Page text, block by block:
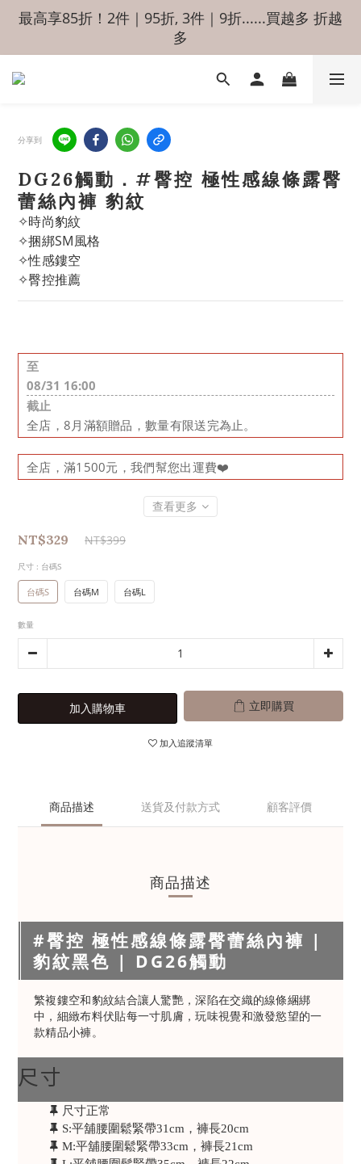
最高享85折！2件｜95折, 3件｜9折......買越多 折越
多
分享到
DG26觸動．#臀控 極性感線條露臀
蕾絲內褲 豹紋
✧時尚豹紋
✧捆綁SM風格
✧性感鏤空
✧臀控推薦
至
08/31 16:00
截止
全店，8月滿額贈品，數量有限送完為止。
全店，滿1500元，我們幫您出運費❤️
查看更多
NT$329 NT$399
尺寸 : 台碼S
台碼S 台碼M 台碼L
數量
加入購物車 立即購買
加入追蹤清單
商品描述 送貨及付款方式 顧客評價
商品描述
#臀控 極性感線條露臀蕾絲內褲 |
豹紋黑色 | DG26觸動
繁複鏤空和豹紋結合讓人驚艷，深陷在交織的線條綑綁
中，細緻布料伏貼每一寸肌膚，玩味視覺和激發慾望的一
款精品小褲。
尺寸
尺寸正常
S:平舖腰圍鬆緊帶31cm，褲長20cm
M:平舖腰圍鬆緊帶33cm，褲長21cm